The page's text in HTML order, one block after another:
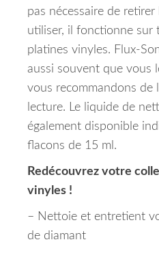
pas nécessaire de retirer
utiliser, il fonctionne sur
platines vinyles. Flux-
aussi souvent que vous
vous recommandons de
lecture. Le liquide de
également disponible
flacons de 15 ml.
Redécouvrez votre
vinyles !
– Nettoie et entretient
de diamant